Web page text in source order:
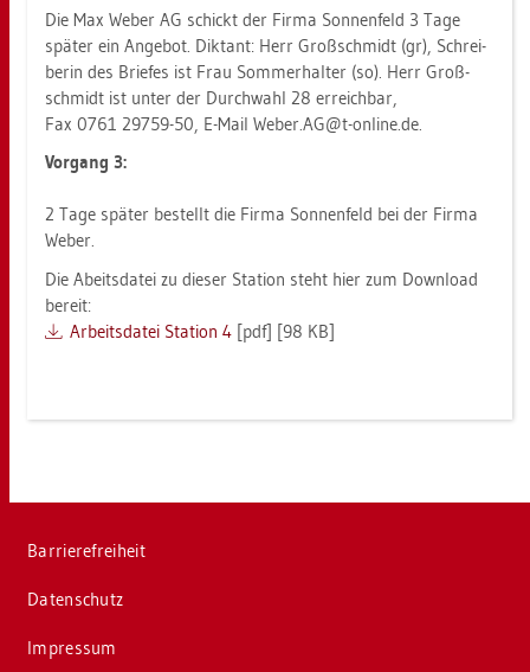
Die Max Weber AG schickt der Firma Son­nen­feld 3 Tage
spä­ter ein An­ge­bot. Dik­tant: Herr Groß­schmidt (gr), Schrei­
be­rin des Brie­fes ist Frau Som­mer­hal­ter (so). Herr Groß­
schmidt ist unter der Durch­wahl 28 er­reich­bar,
Fax 0761 29759-50, E-Mail Weber.​AG@​t-​on­line.​de.
Vor­gang 3:
2 Tage spä­ter be­stellt die Firma Son­nen­feld bei der Firma
Weber.
Die Abeits­da­tei zu die­ser Sta­ti­on steht hier zum Down­load
be­reit:
Ar­beits­da­tei Sta­ti­on 4 [pdf] [98 KB]
Bar­rie­re­frei­heit
Da­ten­schutz
Im­pres­sum